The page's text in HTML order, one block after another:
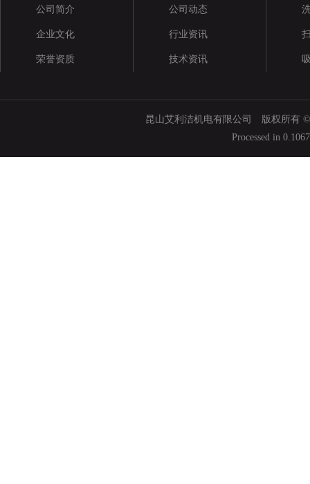
公司简介
企业文化
荣誉资质
公司动态
行业资讯
技术资讯
昆山艾利洁机电有限公司 版权所有
Processed in